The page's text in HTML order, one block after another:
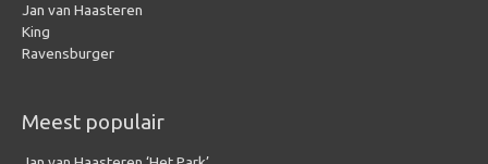
Jan van Haasteren
King
Ravensburger
Meest populair